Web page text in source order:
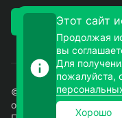
Заказать звонок
© 2026. ЗУМ-СМД –
оптом и в розницу.
Этот сайт
Продолжая
вы
Для
пожалуйста,
Хорошо